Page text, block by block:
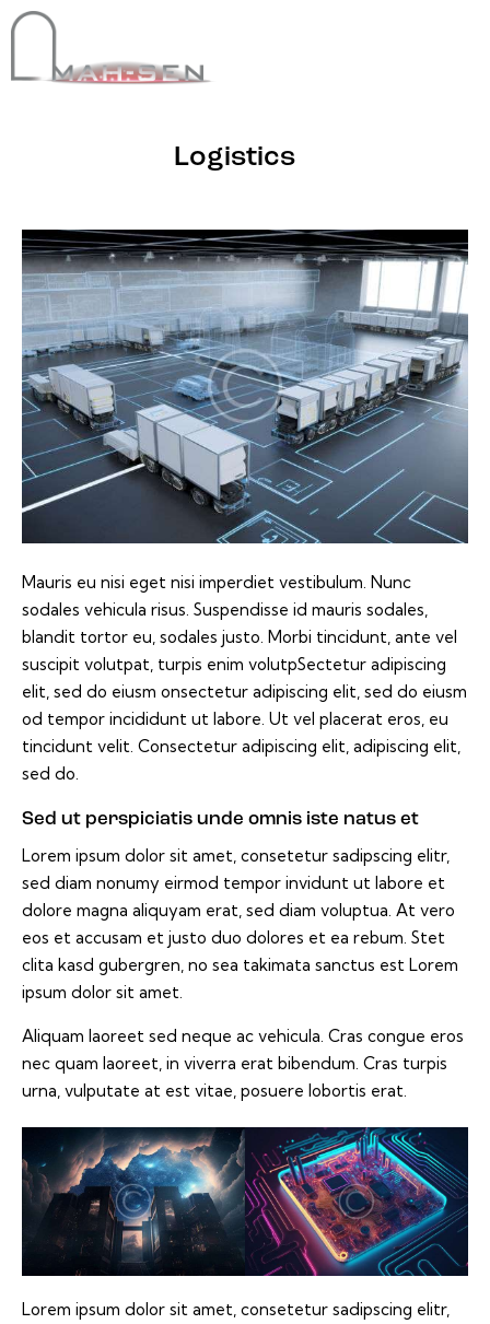
Logistics
Mauris eu nisi eget nisi imperdiet vestibulum. Nunc
sodales vehicula risus. Suspendisse id mauris sodales,
blandit tortor eu, sodales justo. Morbi tincidunt, ante vel
suscipit volutpat, turpis enim volutpSectetur adipiscing
elit, sed do eiusm onsectetur adipiscing elit, sed do eiusm
od tempor incididunt ut labore. Ut vel placerat eros, eu
tincidunt velit. Consectetur adipiscing elit, adipiscing elit,
sed do.
Sed ut perspiciatis unde omnis iste natus et
Lorem ipsum dolor sit amet, consetetur sadipscing elitr,
sed diam nonumy eirmod tempor invidunt ut labore et
dolore magna aliquyam erat, sed diam voluptua. At vero
eos et accusam et justo duo dolores et ea rebum. Stet
clita kasd gubergren, no sea takimata sanctus est Lorem
ipsum dolor sit amet.
Aliquam laoreet sed neque ac vehicula. Cras congue eros
nec quam laoreet, in viverra erat bibendum. Cras turpis
urna, vulputate at est vitae, posuere lobortis erat.
Lorem ipsum dolor sit amet, consetetur sadipscing elitr,